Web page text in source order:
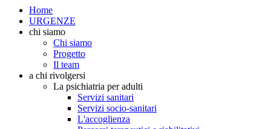
Home
URGENZE
chi siamo
Chi siamo
Progetto
Il team
a chi rivolgersi
La psichiatria per adulti
Servizi sanitari
Servizi socio-sanitari
L'accoglienza